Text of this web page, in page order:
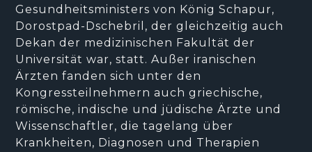
Gesundheitsministers von König Schapur,
Dorostpad-Dschebril, der gleichzeitig auch
Dekan der medizinischen Fakultät der
Universität war, statt. Außer iranischen
Ärzten fanden sich unter den
Kongressteilnehmern auch griechische,
römische, indische und jüdische Ärzte und
Wissenschaftler, die tagelang über
Krankheiten, Diagnosen und Therapien